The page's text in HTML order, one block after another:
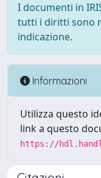
I documenti in
tutti i diritti sono
indicazione.
Informazioni
Utilizza questo
link a questo
https://